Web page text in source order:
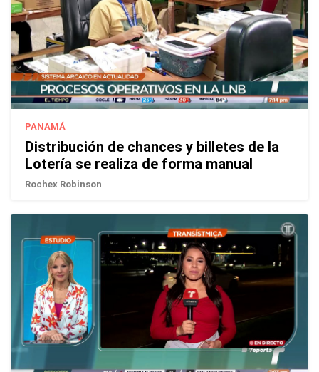
PANAMÁ
Distribución de chances y billetes de la
Lotería se realiza de forma manual
Rochex Robinson